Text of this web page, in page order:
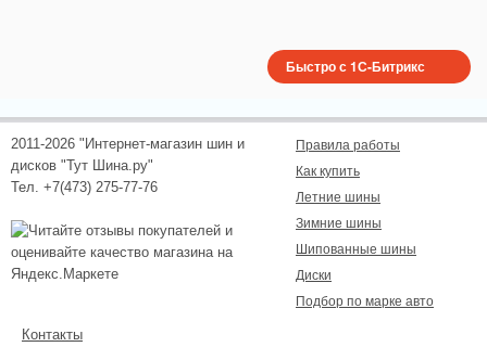
2011-2026 "Интернет-магазин шин и
дисков "Тут Шина.ру"
Тел. +7(473) 275-77-76
Правила работы
Как купить
Летние шины
Зимние шины
Шипованные шины
Диски
Подбор по марке авто
Контакты
Быстро с 1С-Битрикс